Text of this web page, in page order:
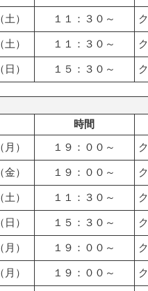
） １１：３０～
） １１：３０～
） １５：３０～
時間
）
１９：００～
） １９：００～
） １１：３０～
） １５：３０～
） １９：００～
） １９：００～